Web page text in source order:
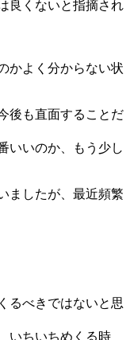
良くないと指摘され
かよく分からない状
後も直面することだ
いいのか、もう少し
ましたが、最近頻繁
るべきではないと思
いちいちめくる時